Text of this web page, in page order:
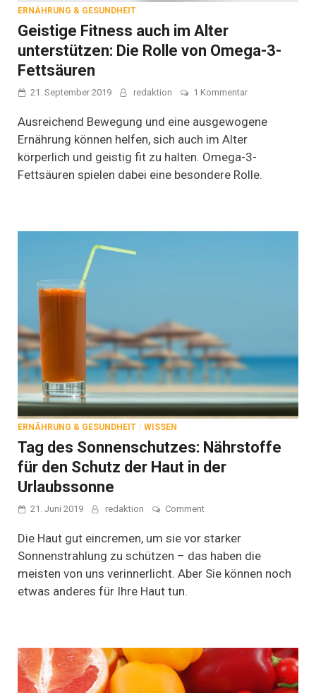
ERNÄHRUNG & GESUNDHEIT
Geistige Fitness auch im Alter
unterstützen: Die Rolle von Omega-3-
Fettsäuren
21. September 2019 redaktion 1 Kommentarzu
auch
Alter
Die
3-
Ausreichend Bewegung und eine ausgewogene
Ernährung können helfen, sich auch im Alter
körperlich und geistig fit zu halten. Omega-3-
Fettsäuren spielen dabei eine besondere Rolle.
ERNÄHRUNG & GESUNDHEIT / WISSEN
Tag des Sonnenschutzes: Nährstoffe
für den Schutz der Haut in der
Urlaubssonne
21. Juni 2019 redaktion Commenton
des
Nährstoffe
für
der
Urlaubssonne
Die Haut gut eincremen, um sie vor starker
Sonnenstrahlung zu schützen – das haben die
meisten von uns verinnerlicht. Aber Sie können noch
etwas anderes für Ihre Haut tun.